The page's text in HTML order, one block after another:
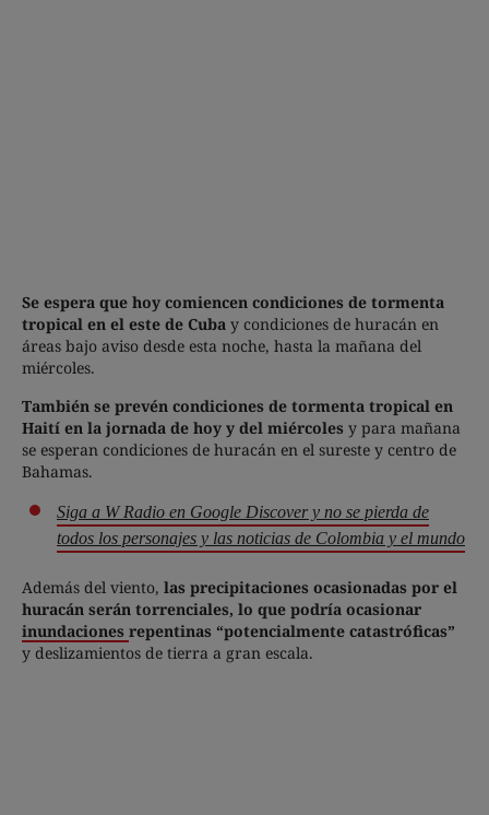
Se espera que hoy comiencen condiciones de tormenta
tropical en el este de Cuba y condiciones de huracán en
áreas bajo aviso desde esta noche, hasta la mañana del
miércoles.
También se prevén condiciones de tormenta tropical en
Haití en la jornada de hoy y del miércoles y para mañana
se esperan condiciones de huracán en el sureste y centro de
Bahamas.
Siga a W Radio en Google Discover y no se pierda de
todos los personajes y las noticias de Colombia y el mundo
Además del viento, las precipitaciones ocasionadas por el
huracán serán torrenciales, lo que podría ocasionar
inundaciones repentinas “potencialmente catastróficas”
y deslizamientos de tierra a gran escala.